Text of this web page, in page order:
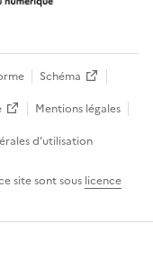
Schéma
Mentions légales
d’utilisation
site sont sous licence